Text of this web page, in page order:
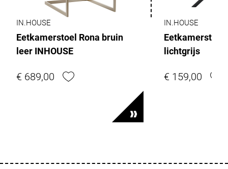
IN.HOUSE
Eetkamerstoel Rona bruin
leer INHOUSE
€ 689,00
IN.HOUSE
Eetkamerstoel
lichtgrijs
€ 159,00